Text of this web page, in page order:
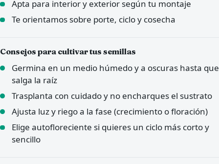
Apta para interior y exterior según tu montaje
Te orientamos sobre porte, ciclo y cosecha
Consejos para cultivar tus semillas
Germina en un medio húmedo y a oscuras hasta que
salga la raíz
Trasplanta con cuidado y no encharques el sustrato
Ajusta luz y riego a la fase (crecimiento o floración)
Elige autofloreciente si quieres un ciclo más corto y
sencillo